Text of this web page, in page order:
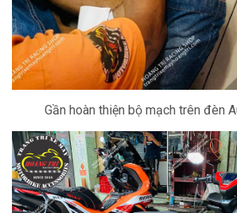
Gần hoàn thiện bộ mạch trên đèn